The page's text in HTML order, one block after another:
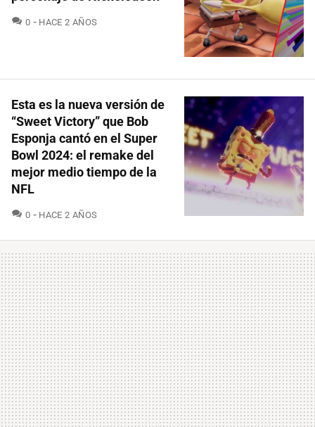
0 COMENTARIOS
HACE 2 AÑOS
Esta es la nueva versión de
“Sweet Victory” que Bob
Esponja cantó en el Super
Bowl 2024: el remake del
mejor medio tiempo de la
NFL
0 COMENTARIOS
HACE 2 AÑOS